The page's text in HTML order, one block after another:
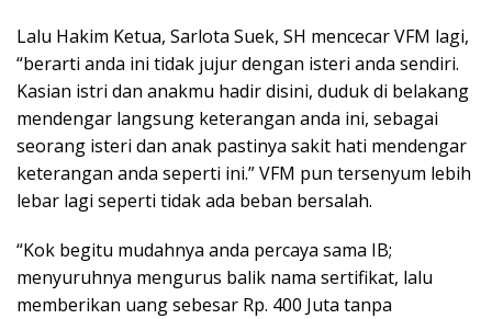
Lalu Hakim Ketua, Sarlota Suek, SH mencecar VFM lagi,
“berarti anda ini tidak jujur dengan isteri anda sendiri.
Kasian istri dan anakmu hadir disini, duduk di belakang
mendengar langsung keterangan anda ini, sebagai
seorang isteri dan anak pastinya sakit hati mendengar
keterangan anda seperti ini.” VFM pun tersenyum lebih
lebar lagi seperti tidak ada beban bersalah.
“Kok begitu mudahnya anda percaya sama IB;
menyuruhnya mengurus balik nama sertifikat, lalu
memberikan uang sebesar Rp. 400 Juta tanpa